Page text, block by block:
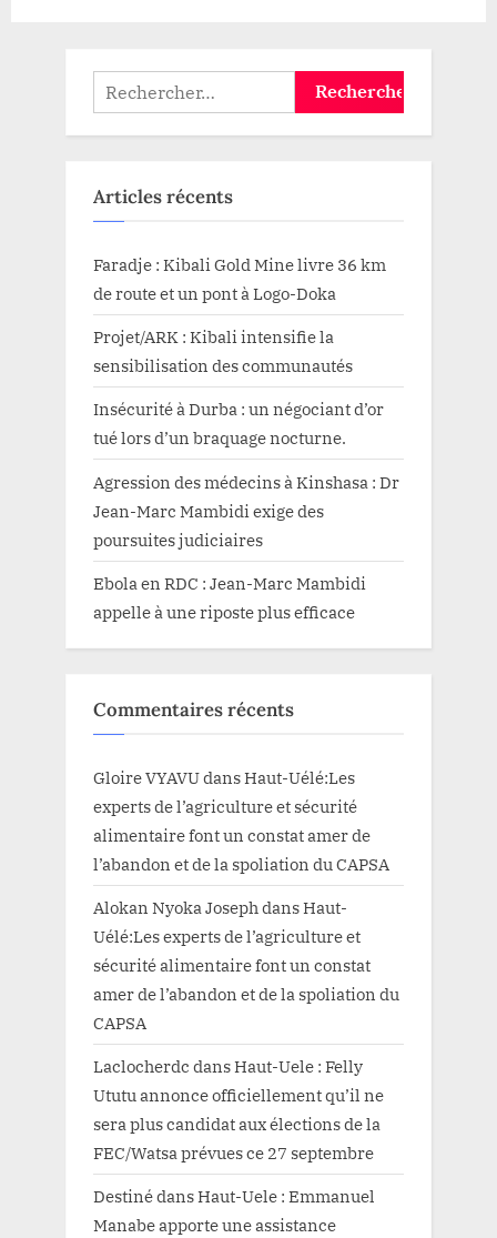
Rechercher :
Articles récents
Faradje : Kibali Gold Mine livre 36 km
de route et un pont à Logo-Doka
Projet/ARK : Kibali intensifie la
sensibilisation des communautés
Insécurité à Durba : un négociant d’or
tué lors d’un braquage nocturne.
Agression des médecins à Kinshasa : Dr
Jean-Marc Mambidi exige des
poursuites judiciaires
Ebola en RDC : Jean-Marc Mambidi
appelle à une riposte plus efficace
Commentaires récents
Gloire VYAVUdansHaut-Uélé:Les
experts de l’agriculture et sécurité
alimentaire font un constat amer de
l’abandon et de la spoliation du CAPSA
Alokan Nyoka JosephdansHaut-
Uélé:Les experts de l’agriculture et
sécurité alimentaire font un constat
amer de l’abandon et de la spoliation du
CAPSA
Laclocherdc dansHaut-Uele : Felly
Ututu annonce officiellement qu’il ne
sera plus candidat aux élections de la
FEC/Watsa prévues ce 27 septembre
DestinédansHaut-Uele : Emmanuel
Manabe apporte une assistance